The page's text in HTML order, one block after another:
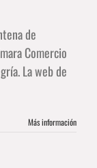
de
Comercio
La web de
Más información